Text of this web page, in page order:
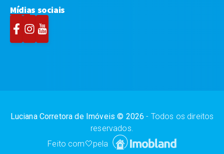
Mídias sociais
Luciana Corretora de Imóveis © 2026 - Todos os direitos
reservados.
Feito com🤍pela